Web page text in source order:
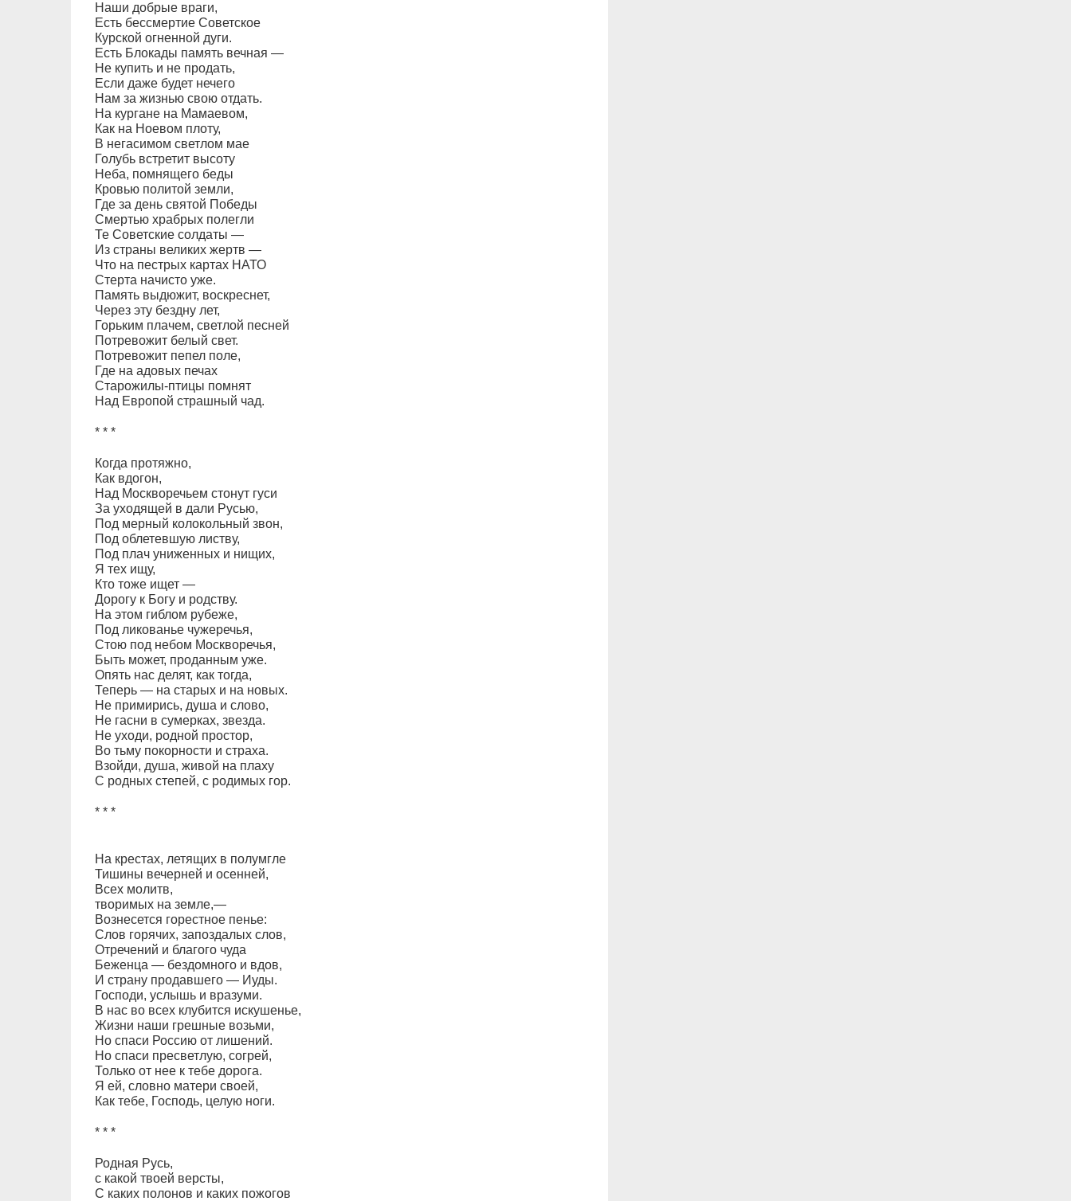
Наши добрые враги,
Есть бессмертие Советское
Курской огненной дуги.
Есть Блокады память вечная —
Не купить и не продать,
Если даже будет нечего
Нам за жизнью свою отдать.
На кургане на Мамаевом,
Как на Ноевом плоту,
В негасимом светлом мае
Голубь встретит высоту
Неба, помнящего беды
Кровью политой земли,
Где за день святой Победы
Смертью храбрых полегли
Те Советские солдаты —
Из страны великих жертв —
Что на пестрых картах НАТО
Стерта начисто уже.
Память выдюжит, воскреснет,
Через эту бездну лет,
Горьким плачем, светлой песней
Потревожит белый свет.
Потревожит пепел поле,
Где на адовых печах
Старожилы-птицы помнят
Над Европой страшный чад.
* * *
Когда протяжно,
Как вдогон,
Над Москворечьем стонут гуси
За уходящей в дали Русью,
Под мерный колокольный звон,
Под облетевшую листву,
Под плач униженных и нищих,
Я тех ищу,
Кто тоже ищет —
Дорогу к Богу и родству.
На этом гиблом рубеже,
Под ликованье чужеречья,
Стою под небом Москворечья,
Быть может, проданным уже.
Опять нас делят, как тогда,
Теперь — на старых и на новых.
Не примирись, душа и слово,
Не гасни в сумерках, звезда.
Не уходи, родной простор,
Во тьму покорности и страха.
Взойди, душа, живой на плаху
С родных степей, с родимых гор.
* * *
На крестах, летящих в полумгле
Тишины вечерней и осенней,
Всех молитв,
творимых на земле,—
Вознесется горестное пенье:
Слов горячих, запоздалых слов,
Отречений и благого чуда
Беженца — бездомного и вдов,
И страну продавшего — Иуды.
Господи, услышь и вразуми.
В нас во всех клубится искушенье,
Жизни наши грешные возьми,
Но спаси Россию от лишений.
Но спаси пресветлую, согрей,
Только от нее к тебе дорога.
Я ей, словно матери своей,
Как тебе, Господь, целую ноги.
* * *
Родная Русь,
с какой твоей версты,
С каких полонов и каких пожогов